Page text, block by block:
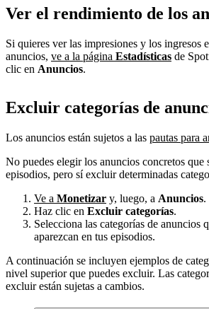
Ver el rendimiento de los
Si quieres ver las impresiones y los ingresos
anuncios, ve a la página Estadísticas de
clic en Anuncios.
Excluir categorías de
Los anuncios están sujetos a las pautas para
No puedes elegir los anuncios concretos que
episodios, pero sí excluir determinadas
Ve a Monetizar y, luego, a Anuncios.
Haz clic en Excluir categorías.
Selecciona las categorías de anuncios
aparezcan en tus episodios.
A continuación se incluyen ejemplos de
nivel superior que puedes excluir. Las
excluir están sujetas a cambios.